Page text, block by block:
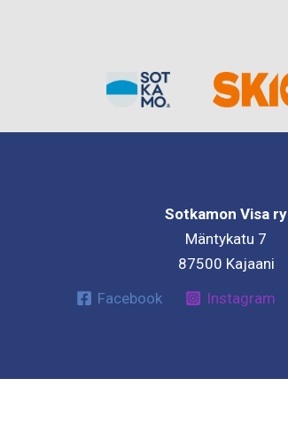
Sotkamon Visa ry
Mäntykatu 7
87500 Kajaani
Facebook
Instagram